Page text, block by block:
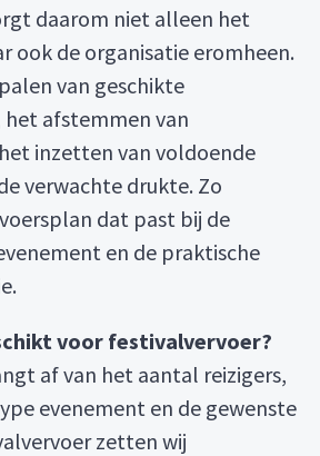
daarom niet alleen het
ook de organisatie eromheen.
van geschikte
afstemmen van
inzetten van voldoende
verwachte drukte. Zo
dat past bij de
en de praktische
voor festivalvervoer?
af van het aantal reizigers,
evenement en de gewenste
zetten wij